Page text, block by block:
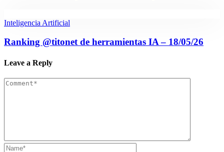
Inteligencia Artificial
Ranking @titonet de herramientas IA – 18/05/26
Leave a Reply